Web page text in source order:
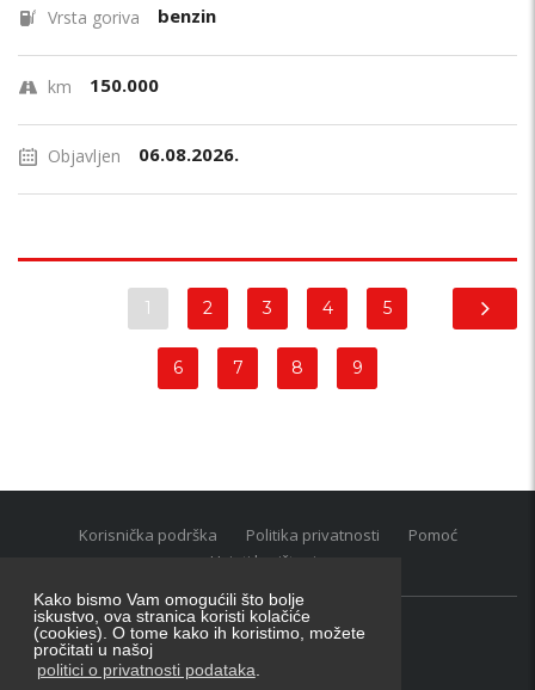
Kako bismo Vam omogućili što bolje
iskustvo, ova stranica koristi kolačiće
(cookies). O tome kako ih koristimo, možete
pročitati u našoj
politici o privatnosti podataka
Vrsta goriva benzin
km 150.000
Objavljen 06.08.2026.
1 2 3 4 5
6 7 8 9
Korisnička podrška Politika privatnosti
Pomoć
Uvjeti korištenja
Oglasnik grupacija:posao.hr|oglasnik.hr|auti.hr
Tečaj za konverziju u EUR valutu: 1 euro = 7.53450 kn